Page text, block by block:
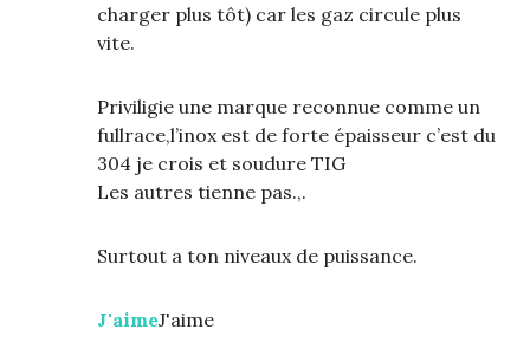
charger plus tôt) car les gaz circule plus
vite.
Priviligie une marque reconnue comme un
fullrace,l’inox est de forte épaisseur c’est du
304 je crois et soudure TIG
Les autres tienne pas.,.
Surtout a ton niveaux de puissance.
J'aimeJ'aime